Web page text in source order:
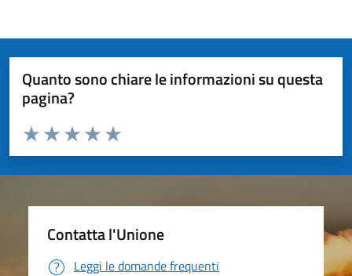
Quanto sono chiare le informazioni su questa
pagina?
Valuta da 1 a 5 stelle la pagina
Valuta 5 stelle su 5
Valuta 4 stelle su 5
Valuta 3 stelle su 5
Valuta 2 stelle su 5
Valuta 1 stelle su 5
Contatta l'Unione
Leggi le domande frequenti